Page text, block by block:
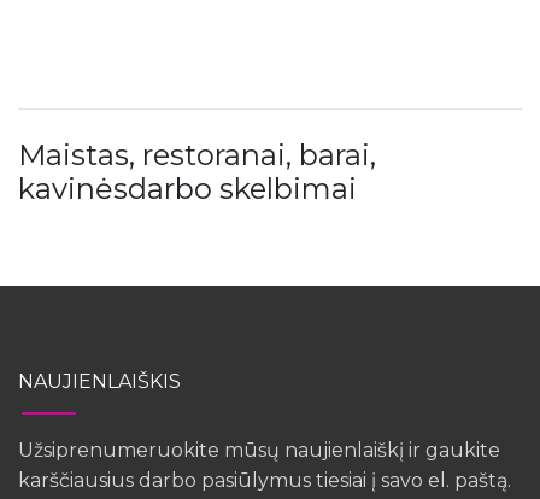
Maistas, restoranai, barai,
kavinėsdarbo skelbimai
NAUJIENLAIŠKIS
Užsiprenumeruokite mūsų naujienlaiškį ir gaukite
karščiausius darbo pasiūlymus tiesiai į savo el. paštą.